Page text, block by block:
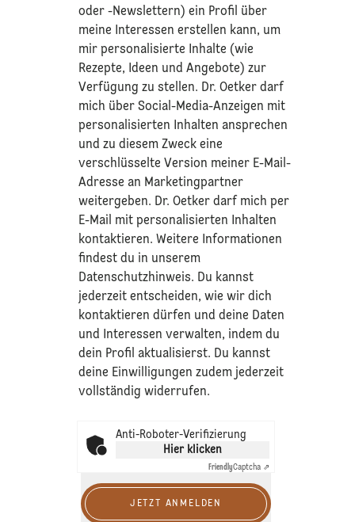
oder -Newslettern) ein Profil über
meine Interessen erstellen kann, um
mir personalisierte Inhalte (wie
Rezepte, Ideen und Angebote) zur
Verfügung zu stellen. Dr. Oetker darf
mich über Social-Media-Anzeigen mit
personalisierten Inhalten ansprechen
und zu diesem Zweck eine
verschlüsselte Version meiner E-Mail-
Adresse an Marketingpartner
weitergeben. Dr. Oetker darf mich per
E-Mail mit personalisierten Inhalten
kontaktieren. Weitere Informationen
findest du in unserem
Datenschutzhinweis. Du kannst
jederzeit entscheiden, wie wir dich
kontaktieren dürfen und deine Daten
und Interessen verwalten, indem du
dein Profil aktualisierst. Du kannst
deine Einwilligungen zudem jederzeit
vollständig widerrufen.
Anti-Roboter-Verifizierung
Hier klicken
FriendlyCaptcha ⇗
JETZT ANMELDEN